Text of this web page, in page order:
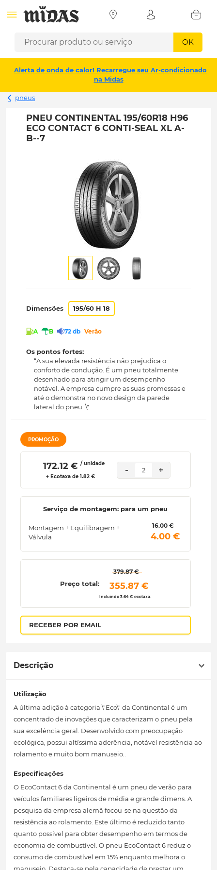
OK
Alerta de onda de calor! Recarregue seu Ar-condicionado
na Midas
pneus
PNEU CONTINENTAL 195/60R18 H96
ECO CONTACT 6 CONTI-SEAL XL A-
B--7
Dimensões 195/60 H 18
A B 72 db Verão
Os pontos fortes:
“A sua elevada resistência não prejudica o
conforto de condução. É um pneu totalmente
desenhado para atingir um desempenho
notável. A empresa cumpre as suas promessas e
até o demonstra no novo design da parede
lateral do pneu. \"
PROMOÇÃO
172.12 € / unidade
+ Ecotaxa de 1.82 €
- 2 +
Serviço de montagem: para um pneu
Montagem + Equilibragem +
Válvula
16.00 €
4.00 €
Preço total:
379.87 €
355.87 €
Incluindo 3.64 € ecotaxa.
RECEBER POR EMAIL
Descrição
Utilização
A última adição à categoria \"Eco\" da Continental é um
concentrado de inovações que caracterizam o pneu pela
sua excelência geral. Desenvolvido com preocupação
ecológica, possui altíssima aderência, notável resistência ao
rolamento e muito bom manuseio..
Especificações
O EcoContact 6 da Continental é um pneu de verão para
veículos familiares ligeiros de média e grande dimens. A
pesquisa da empresa alemã focou-se na questão da
resistência ao rolamento. Este último é reduzido tanto
quanto possível para obter desempenho em termos de
economia de combustível. O pneu EcoContact 6 reduz o
consumo de combustível em 15% enquanto melhora o